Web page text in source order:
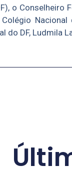
o Conselheiro
do DF, Ludmila